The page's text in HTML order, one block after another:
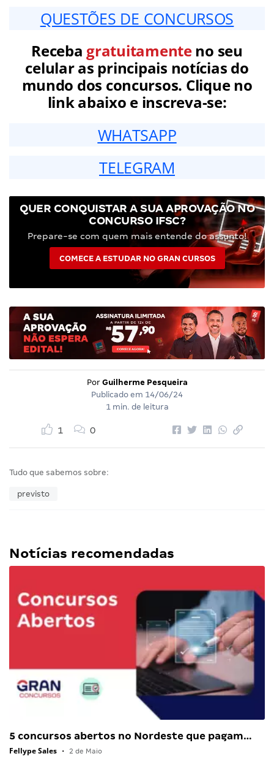
QUESTÕES DE CONCURSOS
Receba gratuitamenteno seu
celular as principais notícias do
mundo dos concursos. Clique no
link abaixo e inscreva-se:
WHATSAPP
TELEGRAM
QUER CONQUISTAR A SUA APROVAÇÃO NO
CONCURSO IFSC?
Prepare-se com quem mais entende do assunto!
COMECE A ESTUDAR NO GRAN CURSOS
Por Guilherme Pesqueira
Publicado em 14/06/24
1 min. de leitura
1 0
Tudo que sabemos sobre:
previsto
Notícias recomendadas
5 concursos abertos no Nordeste que pagam…
Fellype Sales • 2 de Maio